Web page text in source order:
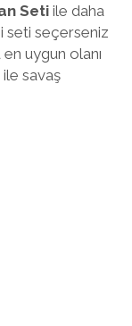
Setiile daha
seti seçerseniz
uygun olanı
ile savaş